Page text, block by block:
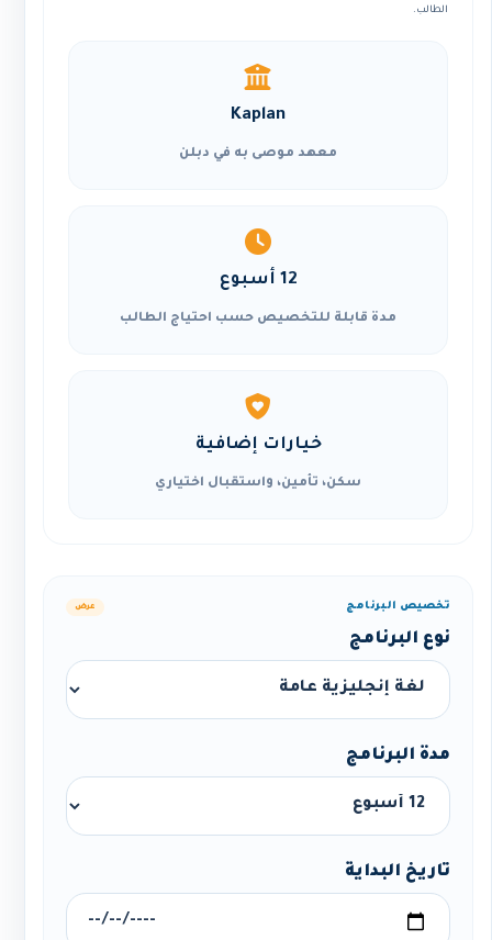
الطالب.
Kaplan
معهد موصى به في دبلن
12 أسبوع
مدة قابلة للتخصيص حسب احتياج الطالب
خيارات إضافية
سكن، تأمين، واستقبال اختياري
تخصيص البرنامج عرض
نوع البرنامج
مدة البرنامج
تاريخ البداية